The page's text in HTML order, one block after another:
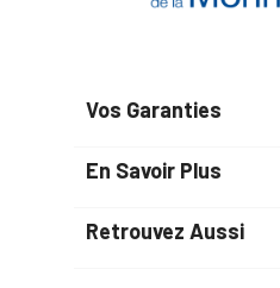
Vos Garanties
En Savoir Plus
Retrouvez Aussi